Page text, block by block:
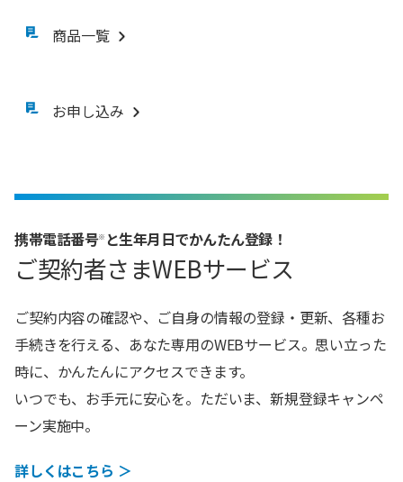
商品一覧
お申し込み
携帯電話​番号※ と生年月日でかんたん登録​​！
ご契約者さまWEBサービス
ご契約内容の確認や、ご自身の情報の登録・更新、各種お
手続きを行える、あなた専用のWEBサービス。思い立った
時に、かんたんにアクセスできます。​
いつでも、お手元に安心を。ただいま、新規登録キャンペ
ーン実施中。
詳しくはこちら ＞